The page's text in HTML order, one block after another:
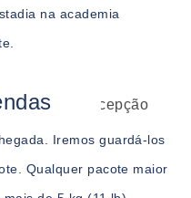
na academia
Iremos guardá-los
Qualquer pacote maior